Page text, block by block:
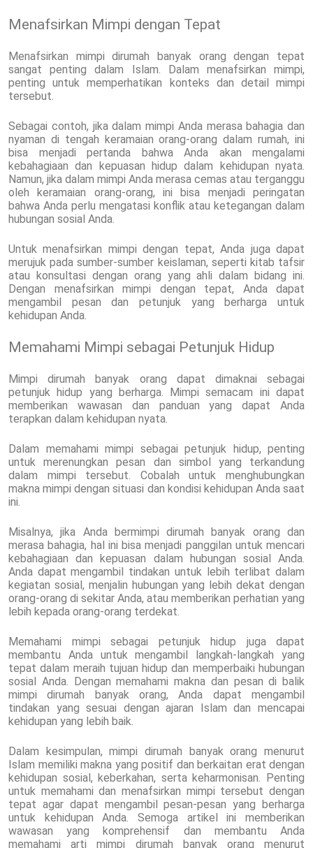
Menafsirkan Mimpi dengan Tepat
Menafsirkan mimpi dirumah banyak orang dengan tepat
sangat penting dalam Islam. Dalam menafsirkan mimpi,
penting untuk memperhatikan konteks dan detail mimpi
tersebut.
Sebagai contoh, jika dalam mimpi Anda merasa bahagia dan
nyaman di tengah keramaian orang-orang dalam rumah, ini
bisa menjadi pertanda bahwa Anda akan mengalami
kebahagiaan dan kepuasan hidup dalam kehidupan nyata.
Namun, jika dalam mimpi Anda merasa cemas atau terganggu
oleh keramaian orang-orang, ini bisa menjadi peringatan
bahwa Anda perlu mengatasi konflik atau ketegangan dalam
hubungan sosial Anda.
Untuk menafsirkan mimpi dengan tepat, Anda juga dapat
merujuk pada sumber-sumber keislaman, seperti kitab tafsir
atau konsultasi dengan orang yang ahli dalam bidang ini.
Dengan menafsirkan mimpi dengan tepat, Anda dapat
mengambil pesan dan petunjuk yang berharga untuk
kehidupan Anda.
Memahami Mimpi sebagai Petunjuk Hidup
Mimpi dirumah banyak orang dapat dimaknai sebagai
petunjuk hidup yang berharga. Mimpi semacam ini dapat
memberikan wawasan dan panduan yang dapat Anda
terapkan dalam kehidupan nyata.
Dalam memahami mimpi sebagai petunjuk hidup, penting
untuk merenungkan pesan dan simbol yang terkandung
dalam mimpi tersebut. Cobalah untuk menghubungkan
makna mimpi dengan situasi dan kondisi kehidupan Anda saat
ini.
Misalnya, jika Anda bermimpi dirumah banyak orang dan
merasa bahagia, hal ini bisa menjadi panggilan untuk mencari
kebahagiaan dan kepuasan dalam hubungan sosial Anda.
Anda dapat mengambil tindakan untuk lebih terlibat dalam
kegiatan sosial, menjalin hubungan yang lebih dekat dengan
orang-orang di sekitar Anda, atau memberikan perhatian yang
lebih kepada orang-orang terdekat.
Memahami mimpi sebagai petunjuk hidup juga dapat
membantu Anda untuk mengambil langkah-langkah yang
tepat dalam meraih tujuan hidup dan memperbaiki hubungan
sosial Anda. Dengan memahami makna dan pesan di balik
mimpi dirumah banyak orang, Anda dapat mengambil
tindakan yang sesuai dengan ajaran Islam dan mencapai
kehidupan yang lebih baik.
Dalam kesimpulan, mimpi dirumah banyak orang menurut
Islam memiliki makna yang positif dan berkaitan erat dengan
kehidupan sosial, keberkahan, serta keharmonisan. Penting
untuk memahami dan menafsirkan mimpi tersebut dengan
tepat agar dapat mengambil pesan-pesan yang berharga
untuk kehidupan Anda. Semoga artikel ini memberikan
wawasan yang komprehensif dan membantu Anda
memahami arti mimpi dirumah banyak orang menurut